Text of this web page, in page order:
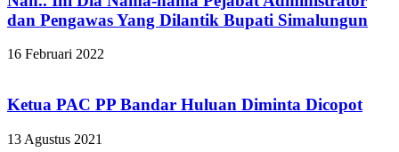
dan Pengawas Yang Dilantik Bupati Simalungun
16 Februari 2022
Ketua PAC PP Bandar Huluan Diminta Dicopot
13 Agustus 2021